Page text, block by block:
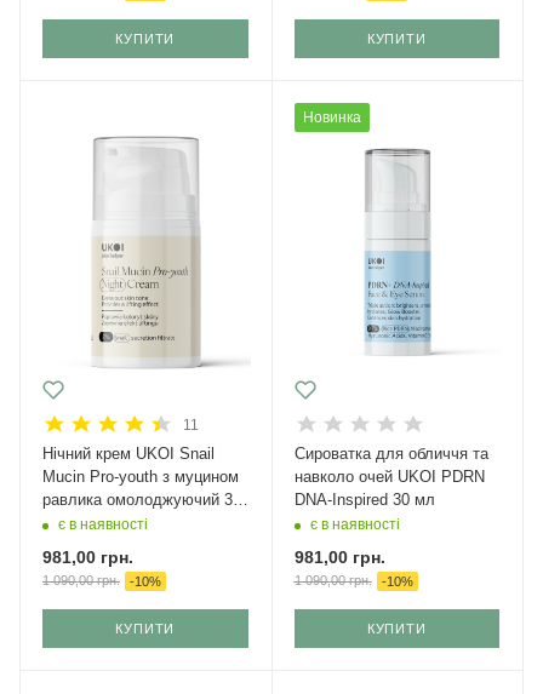
КУПИТИ КУПИТИ
11
Нічний крем UKOI Snail
Mucin Pro-youth з муцином
равлика омолоджуючий 30
млє в наявності
981,00 грн.
1 090,00грн. -10%
КУПИТИ
Новинка
Сироватка для обличчя та
навколо очей UKOI PDRN
DNA-Inspired 30 мл
є в наявності
981,00грн.
1 090,00грн. -10%
КУПИТИ